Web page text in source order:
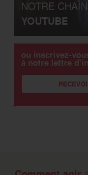
NOTRE
YOUTUBE
ou inscrivez-
à notre lettre